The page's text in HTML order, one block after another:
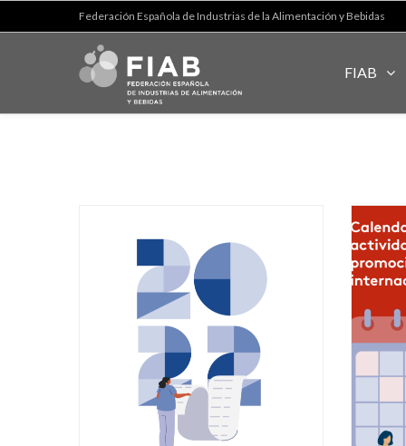
Federación Española de Industrias de la Alimentación y Bebidas
FIAB